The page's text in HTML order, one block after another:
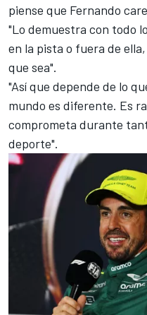
piense que Fernando
"Lo demuestra con todo
en la pista o fuera de
que sea".
"Así que depende de lo
mundo es diferente. Es
comprometa durante
deporte".